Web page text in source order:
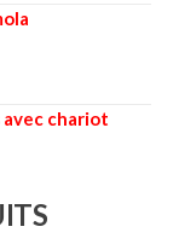
avec chariot